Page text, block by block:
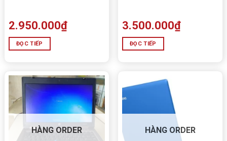
2.950.000₫
ĐỌC TIẾP
3.500.000₫
ĐỌC TIẾP
HÀNG ORDER HÀNG ORDER